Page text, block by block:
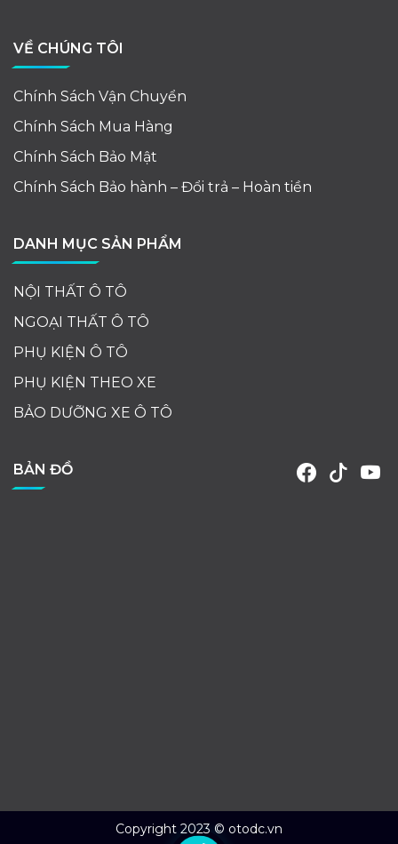
VỀ CHÚNG TÔI
Chính Sách Vận Chuyển
Chính Sách Mua Hàng
Chính Sách Bảo Mật
Chính Sách Bảo hành – Đổi trả – Hoàn tiền
DANH MỤC SẢN PHẨM
NỘI THẤT Ô TÔ
NGOẠI THẤT Ô TÔ
PHỤ KIỆN Ô TÔ
PHỤ KIỆN THEO XE
BẢO DƯỠNG XE Ô TÔ
BẢN ĐỒ
Copyright 2023 © otodc.vn